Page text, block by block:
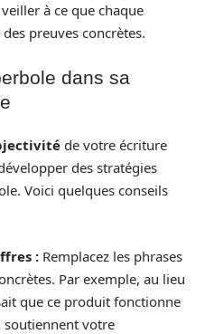
à ce que chaque
preuves concrètes.
dans sa
de votre écriture
des stratégies
Voici quelques conseils
: Remplacez les phrases
Par exemple, au lieu
que ce produit fonctionne
soutiennent votre